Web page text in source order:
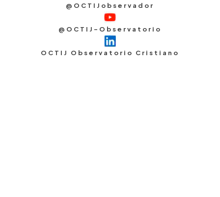
@OCTIJobservador
@OCTIJ-Observatorio
OCTIJ Observatorio Cristiano